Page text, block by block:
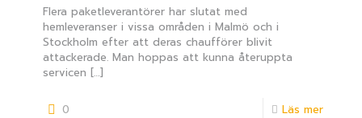
Flera paketleverantörer har slutat med
hemleveranser i vissa områden i Malmö och i
Stockholm efter att deras chaufförer blivit
attackerade. Man hoppas att kunna återuppta
servicen […]
0 Läs mer